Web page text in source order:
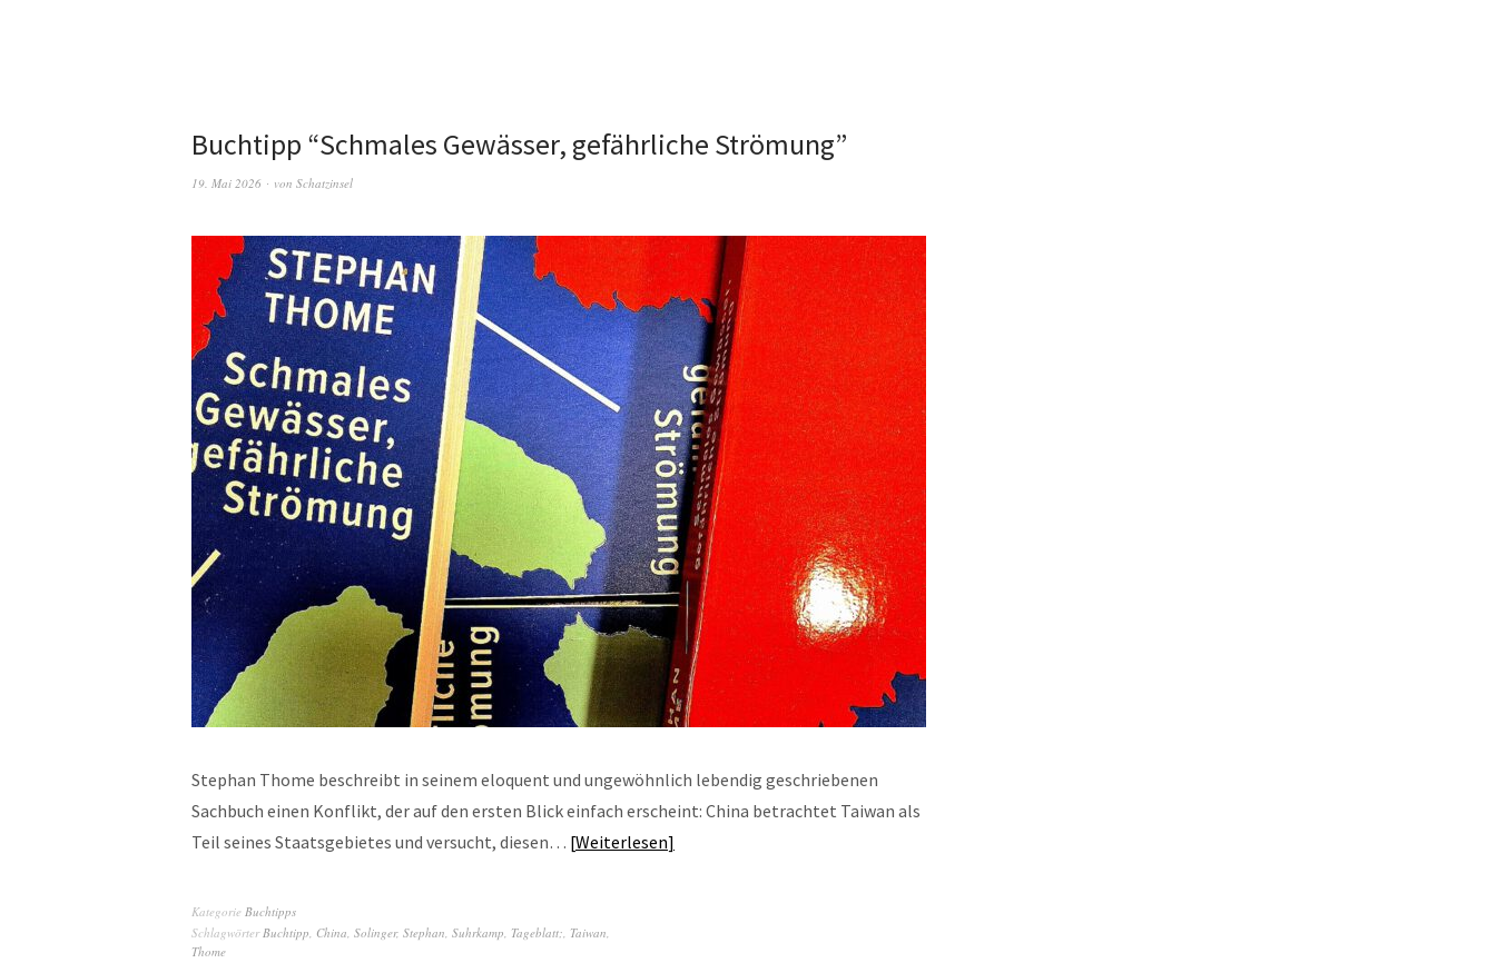
Buchtipp “Schmales Gewässer, gefährliche Strömung”
19. Mai 2026 von Schatzinsel
Stephan Thome beschreibt in seinem eloquent und ungewöhnlich lebendig geschriebenen
Sachbuch einen Konflikt, der auf den ersten Blick einfach erscheint: China betrachtet Taiwan als
Teil seines Staatsgebietes und versucht, diesen… Weiterlesen
Kategorie Buchtipps
SchlagwörterBuchtipp, China, Solinger, Stephan, Suhrkamp, Tageblatt;, Taiwan,
Thome